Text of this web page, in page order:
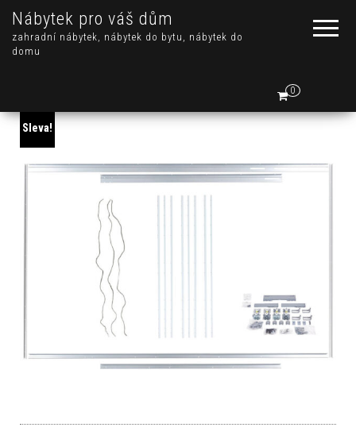
Nábytek pro váš dům
zahradní nábytek, nábytek do bytu, nábytek do
domu
0
Sleva!